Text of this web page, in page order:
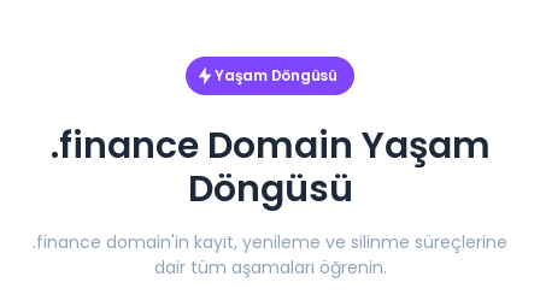
Yaşam Döngüsü
.finance Domain Yaşam
Döngüsü
.finance domain'in kayıt, yenileme ve silinme süreçlerine
dair tüm aşamaları öğrenin.